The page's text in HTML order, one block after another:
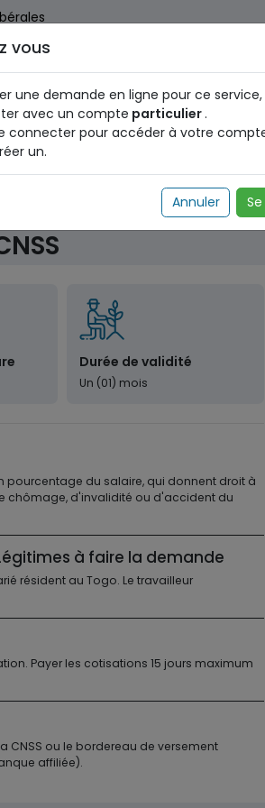
pour le programme national
d'Identification Unique (NIU) en
de cotisations à la CNSS
Durée de validité
Un (01) mois
pourcentage du salaire, qui donnent droit à
chômage, d'invalidité ou d'accident du
à faire la demande
résident au Togo. Le travailleur
Payer les cotisations 15 jours maximum
ou le bordereau de versement
affiliée).
vous
une demande en ligne pour ce service,
avec un compte particulier.
connecter pour accéder à votre
un.
Annuler